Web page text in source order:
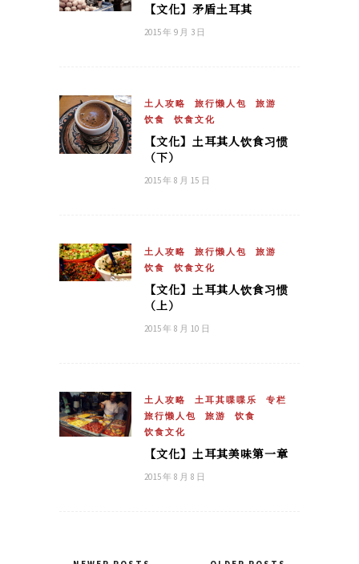
【文化】矛盾土耳其
2015 年 9 月 3 日
土人攻略 旅行懒人包
旅游
饮食
饮食文化
【文化】土耳其人饮食习惯
（下）
2015 年 8 月 15 日
土人攻略 旅行懒人包
旅游
饮食
饮食文化
【文化】土耳其人饮食习惯
（上）
2015 年 8 月 10 日
土人攻略 土耳其喋喋乐
专栏
旅行懒人包
旅游
饮食
饮食文化
【文化】土耳其美味第一章
2015 年 8 月 8 日